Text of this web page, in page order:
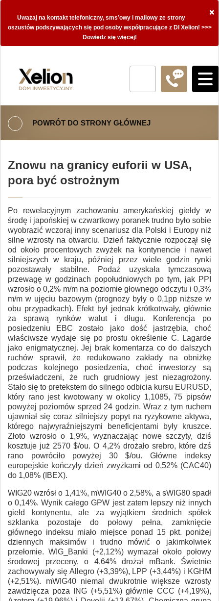
×
Uważaj na kontakt telefoniczny, sms’owy i mailowy ze strony
oszustów podszywających się pod osoby współpracujące z DI Xelion! >>>
Dowiedz się więcej!
POWRÓT DO STRONY GŁÓWNEJ
Znowu na granicy euforii w USA,
pora być ostrożnym
Po rewelacyjnym zachowaniu amerykańskiej giełdy w
środę i japońskiej w czwartkowy poranek trudno było sobie
wyobrazić wczoraj inny scenariusz dla Polski i Europy niż
silne wzrosty na otwarciu. Dzień faktycznie rozpoczął się
od około procentowych zwyżek na kontynencie i nawet
silniejszych w kraju, później przez wiele godzin rynki
pozostawały stabilne. Podaż uzyskała tymczasową
przewagę w godzinach popołudniowych po tym, jak PPI
wzrosło o 0,2% m/m na poziomie głownego odczytu i 0,3%
m/m w ujęciu bazowym (prognozy były o 0,1pp niższe w
obu przypadkach). Efekt był jednak krótkotrwały, głównie
za sprawą rynków walut i długu. Konferencja po
posiedzeniu EBC zostało jako dość jastrzębia, choć
właściwsze wydaje się po prostu określenie C. Lagarde
jako enigmatycznej. Jej brak komentarza co do dalszych
ruchów sprawił, że redukowano zakłady na obniżkę
podczas kolejnego posiedzenia, choć inwestorzy są
przeświadczeni, że ruch grudniowy jest niezagrożony.
Stało się to pretekstem do silnego odbicia kursu EURUSD,
który rano jest kwotowany w okolicy 1,1085, 75 pipsów
powyżej poziomów sprzed 24 godzin. Wraz z tym ruchem
ujawniał się coraz silniejszy popyt na ryzykowne aktywa,
którego najwyraźniejszymi beneficjentami były kruszce.
Złoto wzrosło o 1,9%, wyznaczając nowe szczyty, dziś
kosztuje już 2570 $/ou. O 4,2% drożało srebro, które dzś
rano powróciło powyżej 30 $/ou. Główne indeksy
europejskie kończyły dzień zwyżkami od 0,52% (CAC40)
do 1,08% (IBEX).
WIG20 wzrósł o 1,41%, mWIG40 o 2,58%, a sWIG80 spadł
o 0,14%. Wynik całego GPW jest zatem lepszy niż innych
giełd kontynentu, ale za wyjątkiem średnich spółek
szklanka pozostaje do połowy pełna, zamknięcie
głównego indeksu miało miejsce ponad 15 pkt. poniżej
dziennych maksimów i trudno mówić o jakimkolwiek
przełomie. WIG_Banki (+2,12%) wymazał około połowy
środowej przeceny, o 4,64% drożał mBank. Świetnie
zachowywały się Allegro (+3,39%), LPP (+3,44%) i KGHM
(+2,51%). mWIG40 niemal dwukrotnie większe wzrosty
zawdzięcza poza ING (+5,51%) głównie CCC (+4,19%),